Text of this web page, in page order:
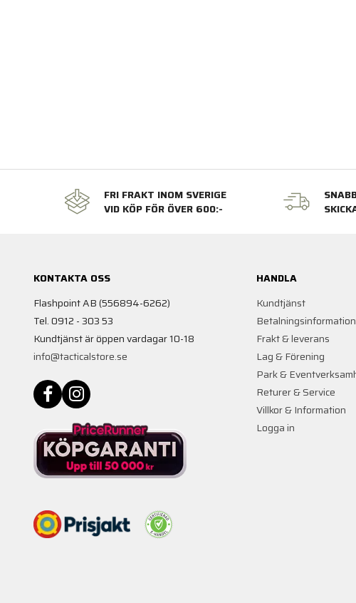
FRI FRAKT INOM SVERIGE
VID KÖP FÖR ÖVER 600:-
KONTAKTA OSS
Flashpoint AB (556894-6262)
Tel. 0912 - 303 53
Kundtjänst är öppen vardagar 10-18
info@tacticalstore.se
HANDLA
Kundtjänst
Betalningsinformation
Frakt & leverans
Lag & Förening
Park &
Returer & Service
Villkor & Information
Logga in